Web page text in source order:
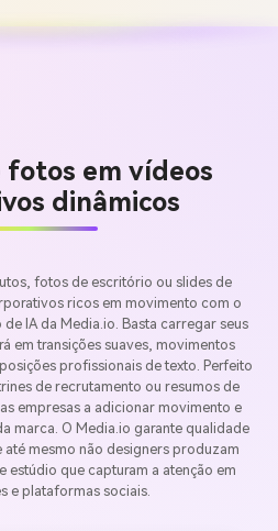
em vídeos
dinâmicos
fotos de escritório ou slides de
ricos em movimento com o
IA da Media.io. Basta carregar seus
em transições suaves, movimentos
profissionais de texto. Perfeito
de recrutamento ou resumos de
empresas a adicionar movimento e
marca. O Media.io garante qualidade
mesmo não designers produzam
estúdio que capturam a atenção em
e plataformas sociais.